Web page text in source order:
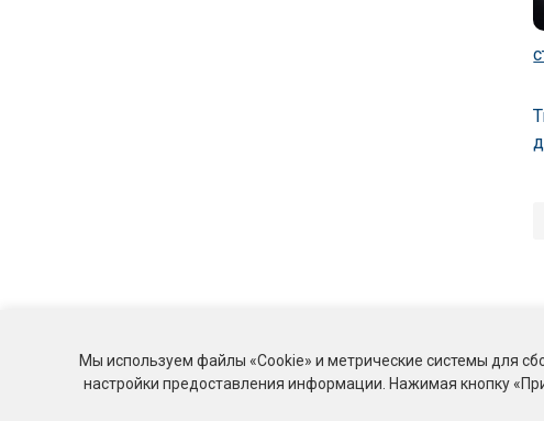
Мы используем файлы «Cookie» и метрические системы для
настройки предоставления информации. Нажимая кнопку